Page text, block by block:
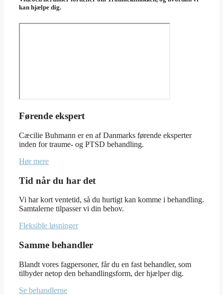
kan hjælpe dig.
Førende ekspert
Cæcilie Buhmann er en af Danmarks førende eksperter
inden for traume- og PTSD behandling.
Hør mere
Tid når du har det
Vi har kort ventetid, så du hurtigt kan komme i behandling.
Samtalerne tilpasser vi din behov.
Fleksible løsninger
Samme behandler
Blandt vores fagpersoner, får du en fast behandler, som
tilbyder netop den behandlingsform, der hjælper dig.
Se behandlerne